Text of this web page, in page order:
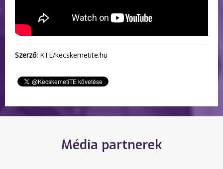
Szerző: KTE/kecskemetite.hu
Média partnerek